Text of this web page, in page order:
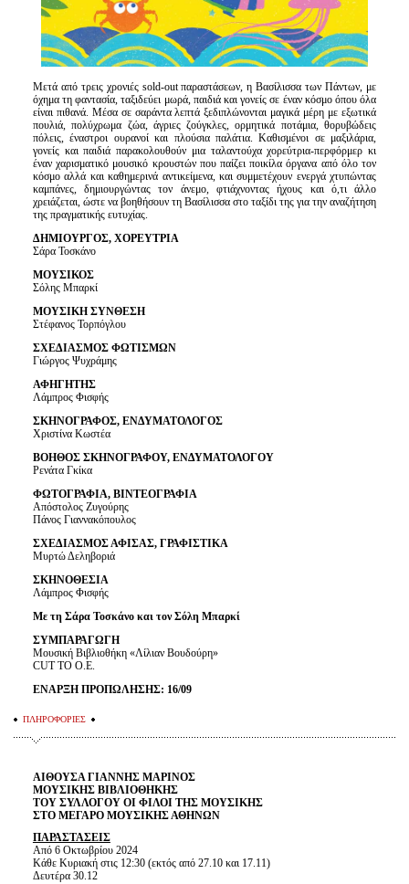
Μετά από τρεις χρονιές sold-out παραστάσεων, η Βασίλισσα των Πάντων, με
όχημα τη φαντασία, ταξιδεύει μωρά, παιδιά και γονείς σε έναν κόσμο όπου όλα
είναι πιθανά. Μέσα σε σαράντα λεπτά ξεδιπλώνονται μαγικά μέρη με εξωτικά
πουλιά, πολύχρωμα ζώα, άγριες ζούγκλες, ορμητικά ποτάμια, θορυβώδεις
πόλεις, έναστροι ουρανοί και πλούσια παλάτια. Καθισμένοι σε μαξιλάρια,
γονείς και παιδιά παρακολουθούν μια ταλαντούχα χορεύτρια-περφόρμερ κι
έναν χαρισματικό μουσικό κρουστών που παίζει ποικίλα όργανα από όλο τον
κόσμο αλλά και καθημερινά αντικείμενα, και συμμετέχουν ενεργά χτυπώντας
καμπάνες, δημιουργώντας τον άνεμο, φτιάχνοντας ήχους και ό,τι άλλο
χρειάζεται, ώστε να βοηθήσουν τη Βασίλισσα στο ταξίδι της για την αναζήτηση
της πραγματικής ευτυχίας.
ΔΗΜΙΟΥΡΓΟΣ, ΧΟΡΕΥΤΡΙΑ
Σάρα Τοσκάνο
ΜΟΥΣΙΚΟΣ
Σόλης Μπαρκί
ΜΟΥΣΙΚΗ ΣΥΝΘΕΣΗ
Στέφανος Τορπόγλου
ΣΧΕΔΙΑΣΜΟΣ ΦΩΤΙΣΜΩΝ
Γιώργος Ψυχράμης
ΑΦΗΓΗΤΗΣ
Λάμπρος Φισφής
ΣΚΗΝΟΓΡΑΦΟΣ, ΕΝΔΥΜΑΤΟΛΟΓΟΣ
Χριστίνα Κωστέα
ΒΟΗΘΟΣ ΣΚΗΝΟΓΡΑΦΟΥ, ΕΝΔΥΜΑΤΟΛΟΓΟΥ
Ρενάτα Γκίκα
ΦΩΤΟΓΡΑΦΙΑ, ΒΙΝΤΕΟΓΡΑΦΙΑ
Απόστολος Ζυγούρης
Πάνος Γιαννακόπουλος
ΣΧΕΔΙΑΣΜΟΣ ΑΦΙΣΑΣ, ΓΡΑΦΙΣΤΙΚΑ
Μυρτώ Δεληβοριά
ΣΚΗΝΟΘΕΣΙΑ
Λάμπρος Φισφής
Με τη Σάρα Τοσκάνο και τον Σόλη Μπαρκί
ΣΥΜΠΑΡΑΓΩΓΗ
Μουσική Βιβλιοθήκη «Λίλιαν Βουδούρη»
CUT TO O.E.
ΕΝΑΡΞΗ ΠΡΟΠΩΛΗΣΗΣ: 16/09
ΠΛΗΡΟΦΟΡΙΕΣ
ΑΙΘΟΥΣΑ ΓΙΑΝΝΗΣ ΜΑΡΙΝΟΣ
ΜΟΥΣΙΚΗΣ ΒΙΒΛΙΟΘΗΚΗΣ
ΤΟΥ ΣΥΛΛΟΓΟΥ ΟΙ ΦΙΛΟΙ ΤΗΣ ΜΟΥΣΙΚΗΣ
ΣΤΟ ΜΕΓΑΡΟ ΜΟΥΣΙΚΗΣ ΑΘΗΝΩΝ
ΠΑΡΑΣΤΑΣΕΙΣ
Από 6 Οκτωβρίου 2024
Κάθε Κυριακή στις 12:30 (εκτός από 27.10 και 17.11)
Δευτέρα 30.12